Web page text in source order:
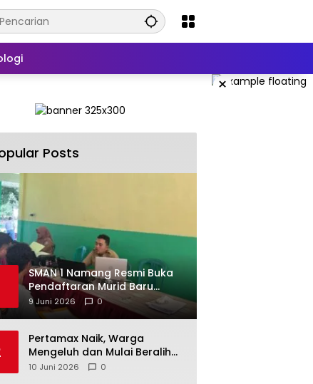
×
Posts
SMAN 1 Namang Resmi Buka
Pendaftaran Murid Baru
2026/2027
9 Juni 2026 0
‎Pertamax Naik, Warga
Mengeluh dan Mulai Beralih
ke Pertalite Meski Harus Antre
10 Juni 2026 0